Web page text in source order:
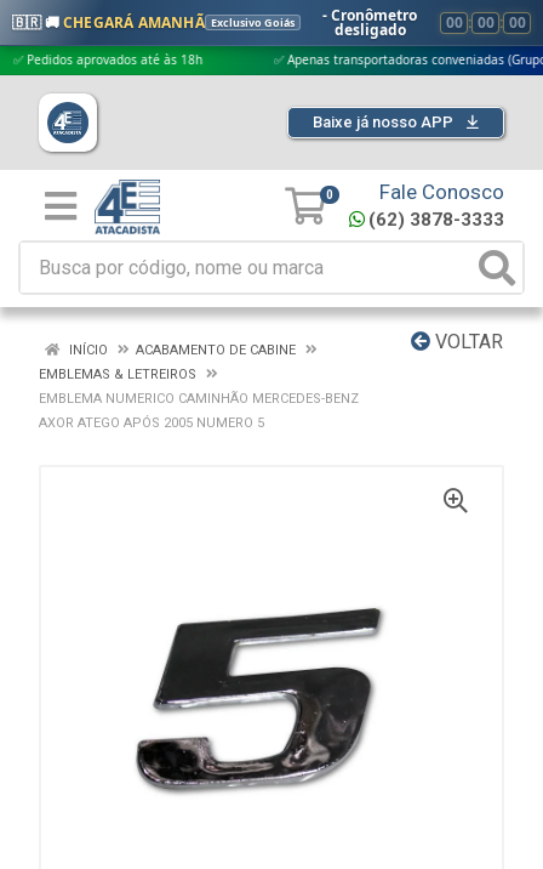
🇧🇷 🚚CHEGARÁ AMANHÃ Exclusivo Goiás - Cronômetro
desligado 00 : 00 : 00
aprovados até às 18h ✅ Apenas transportadoras conveniadas (Grupo G5)
Baixe já nosso APP
0 Fale Conosco
(62) 3878-3333
VOLTAR
INÍCIO
ACABAMENTO DE CABINE
EMBLEMAS & LETREIROS
EMBLEMA NUMERICO CAMINHÃO MERCEDES-BENZ
AXOR ATEGO APÓS 2005 NUMERO 5